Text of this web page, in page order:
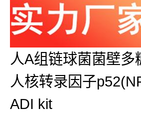
人A组链球菌菌壁
人核转录因子
ADI kit